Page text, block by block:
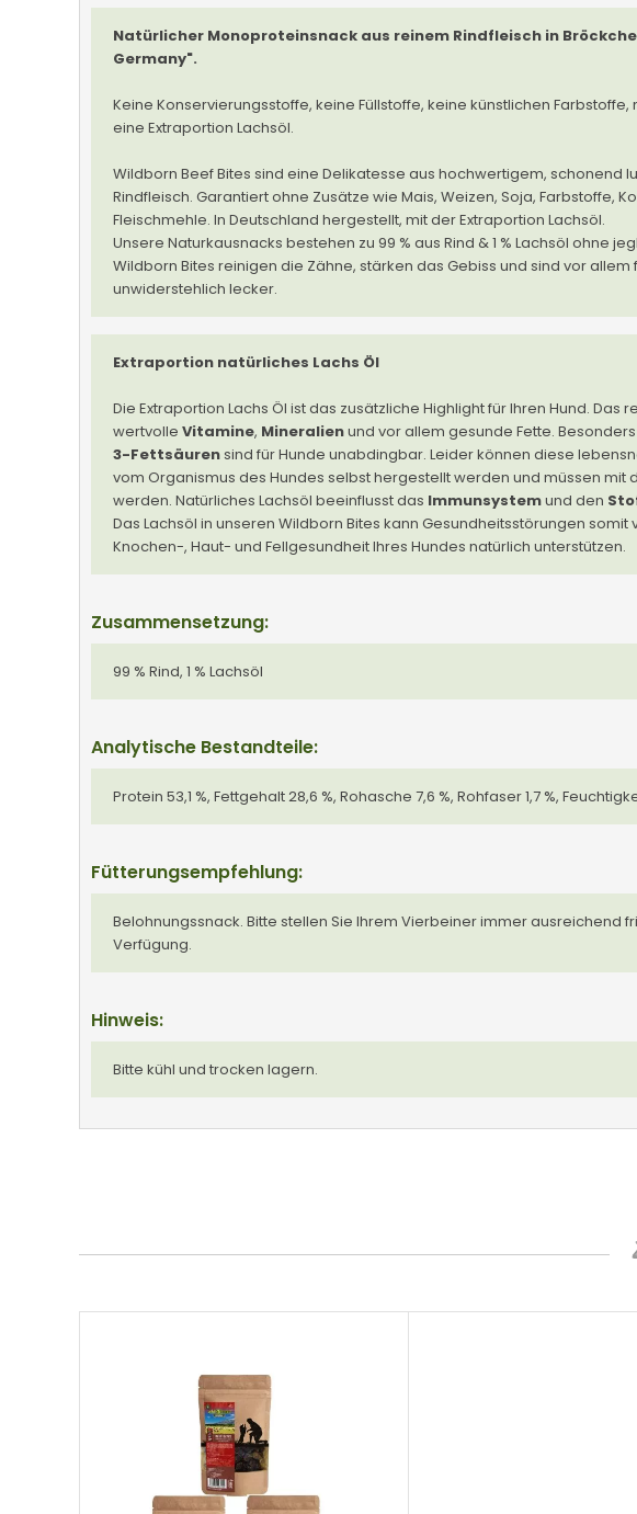
Natürlicher Monoproteinsnack aus reinem Rindfleisch in
Germany".
Keine Konservierungsstoffe, keine Füllstoffe, keine künstlichen Farbstoffe,
eine Extraportion Lachsöl.
Wildborn Beef Bites sind eine Delikatesse aus hochwertigem, schonend
Rindfleisch. Garantiert ohne Zusätze wie Mais, Weizen, Soja, Farbstoffe,
Fleischmehle. In Deutschland hergestellt, mit der Extraportion Lachsöl.
Unsere Naturkausnacks bestehen zu 99 % aus Rind & 1 % Lachsöl ohne
Wildborn Bites reinigen die Zähne, stärken das Gebiss und sind vor allem
unwiderstehlich lecker.
Extraportion natürliches Lachs Öl
Die Extraportion Lachs Öl ist das zusätzliche Highlight für Ihren Hund. Das
wertvolle Vitamine, Mineralienund vor allem gesunde Fette.
3-Fettsäurensind für Hunde unabdingbar. Leider können diese
vom Organismus des Hundes selbst hergestellt werden und müssen mit
werden. Natürliches Lachsöl beeinflusst das Immunsystemund den
Das Lachsöl in unseren Wildborn Bites kann Gesundheitsstörungen
Knochen-, Haut- und Fellgesundheit Ihres Hundes natürlich unterstützen.
Zusammensetzung:
99 % Rind, 1 % Lachsöl
Analytische Bestandteile:
Protein 53,1 %, Fettgehalt 28,6 %, Rohasche 7,6 %, Rohfaser 1,7 %,
Fütterungsempfehlung:
Belohnungssnack. Bitte stellen Sie Ihrem Vierbeiner immer ausreichend
Verfügung.
Hinweis:
Bitte kühl und trocken lagern.